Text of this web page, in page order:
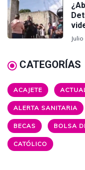
CATEGORÍAS
ACAJETE
ALERTA SANITARIA
BECAS BOLSA
CATÓLICO